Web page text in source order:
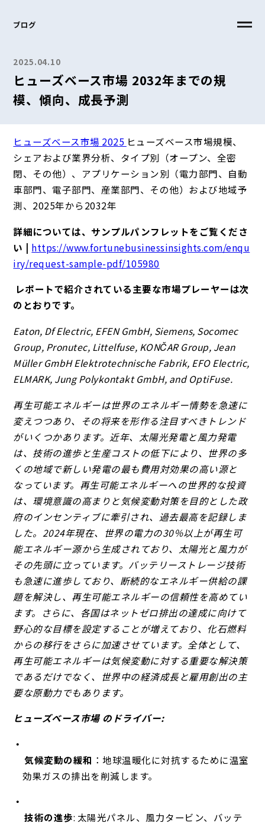
ブログ
2025.04.10
ヒューズベース市場 2032年までの規
模、傾向、成長予測
ヒューズベース市場 2025 ヒューズベース市場規模、
シェアおよび業界分析、タイプ別（オープン、全密
閉、その他）、アプリケーション別（電力部門、自動
車部門、電子部門、産業部門、その他）および地域予
測、2025年から2032年
詳細については、サンプルパンフレットをご覧くださ
い | https://www.fortunebusinessinsights.com/enqu
iry/request-sample-pdf/105980
レポートで紹介されている主要な市場プレーヤーは次
のとおりです。
Eaton, Df Electric, EFEN GmbH, Siemens, Socomec
Group, Pronutec, Littelfuse, KONČAR Group, Jean
Müller GmbH Elektrotechnische Fabrik, EFO Electric,
ELMARK, Jung Polykontakt GmbH, and OptiFuse.
再生可能エネルギーは世界のエネルギー情勢を急速に
変えつつあり、その将来を形作る注目すべきトレンド
がいくつかあります。近年、太陽光発電と風力発電
は、技術の進歩と生産コストの低下により、世界の多
くの地域で新しい発電の最も費用対効果の高い源と
なっています。再生可能エネルギーへの世界的な投資
は、環境意識の高まりと気候変動対策を目的とした政
府のインセンティブに牽引され、過去最高を記録しま
した。2024年現在、世界の電力の30％以上が再生可
能エネルギー源から生成されており、太陽光と風力が
その先頭に立っています。バッテリーストレージ技術
も急速に進歩しており、断続的なエネルギー供給の課
題を解決し、再生可能エネルギーの信頼性を高めてい
ます。さらに、各国はネットゼロ排出の達成に向けて
野心的な目標を設定することが増えており、化石燃料
からの移行をさらに加速させています。全体として、
再生可能エネルギーは気候変動に対する重要な解決策
であるだけでなく、世界中の経済成長と雇用創出の主
要な原動力でもあります。
ヒューズベース市場 のドライバー:
気候変動の緩和 ：地球温暖化に対抗するために温室
効果ガスの排出を削減します。
技術の進歩: 太陽光パネル、風力タービン、バッテ